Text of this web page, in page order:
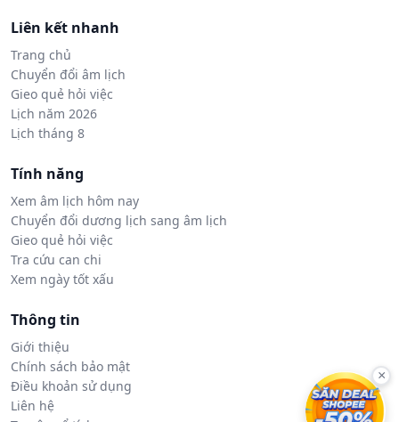
Liên kết nhanh
Trang chủ
Chuyển đổi âm lịch
Gieo quẻ hỏi việc
Lịch năm 2026
Lịch tháng 8
Tính năng
Xem âm lịch hôm nay
Chuyển đổi dương lịch sang âm lịch
Gieo quẻ hỏi việc
Tra cứu can chi
Xem ngày tốt xấu
Thông tin
Giới thiệu
Chính sách bảo mật
Điều khoản sử dụng
Liên hệ
×